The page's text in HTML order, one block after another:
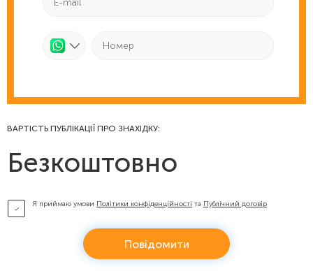
ВАРТІСТЬ ПУБЛІКАЦІЇ ПРО ЗНАХІДКУ:
Безкоштовно
Я приймаю умови Політики конфіденційності та Публічний договір
Повідомити